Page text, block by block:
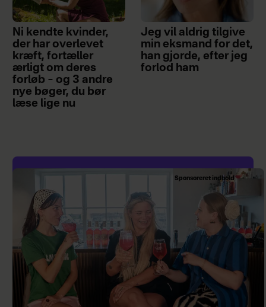
Ni kendte kvinder,
der har overlevet
kræft, fortæller
ærligt om deres
forløb – og 3 andre
nye bøger, du bør
læse lige nu
Jeg vil aldrig tilgive
min eksmand for det,
han gjorde, efter jeg
forlod ham
Sponsoreret indhold